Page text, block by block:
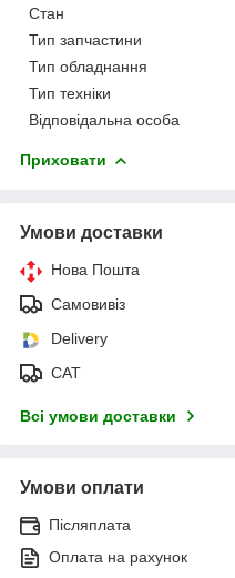
Стан
Тип запчастини
Тип обладнання
Тип техніки
Відповідальна особа
Приховати
Умови доставки
Нова Пошта
Самовивіз
Delivery
САТ
Всі умови доставки
Умови оплати
Післяплата
Оплата на рахунок